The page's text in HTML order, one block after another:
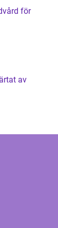
för
av